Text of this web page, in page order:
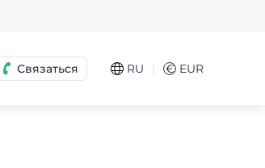
Связаться RU € EUR